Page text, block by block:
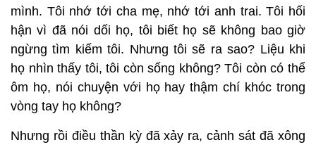
mình. Tôi nhớ tới cha mẹ, nhớ tới anh trai. Tôi hối
hận vì đã nói dối họ, tôi biết họ sẽ không bao giờ
ngừng tìm kiếm tôi. Nhưng tôi sẽ ra sao? Liệu khi
họ nhìn thấy tôi, tôi còn sống không? Tôi còn có thể
ôm họ, nói chuyện với họ hay thậm chí khóc trong
vòng tay họ không?
Nhưng rồi điều thần kỳ đã xảy ra, cảnh sát đã xông